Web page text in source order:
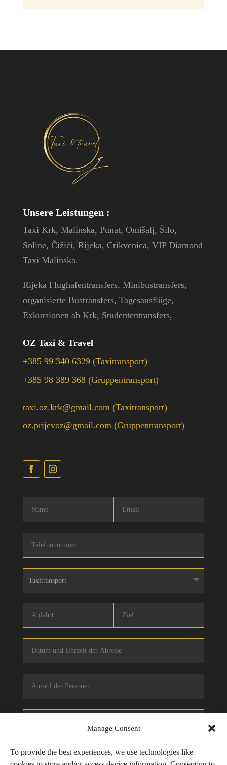
Manage Consent
To provide the best experiences, we use technologies like
Unsere Leistungen :
Taxi Krk, Malinska, Punat, Omišalj, Šilo,
Soline, Čižići, Rijeka, Crikvenica, VIP Diamond
Taxi Malinska.
Rijeka Flughafentransfers, Minibustransfers,
organisierte Bustransfers, Tagesausflüge,
Exkursionen ab Krk, Studententransfers,
OZ Taxi & Travel
+385 99 340 6329 (Taxitransport)
+385 98 389 368 (Gruppentransport)
taxi.oz.krk@gmail.com (Taxitransport)
oz.prijevoz@gmail.com (Gruppentransport)